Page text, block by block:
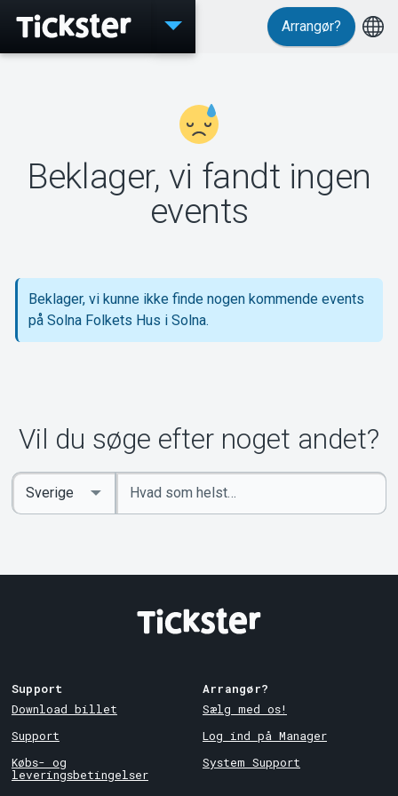
Events
MyTickster
Support
Arrangør?
Beklager, vi fandt ingen
events
Beklager, vi kunne ikke finde nogen kommende events
på Solna Folkets Hus i Solna.
Vil du søge efter noget andet?
Indtast
søgeord
Select
Country
Support
Download billet
Support
Købs- og
leveringsbetingelser
Arrangør?
Sælg med os!
Log ind på Manager
System Support